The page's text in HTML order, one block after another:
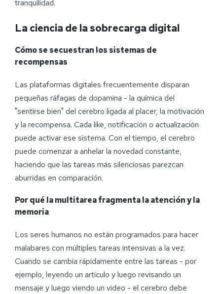
tranquilidad.
La ciencia de la sobrecarga digital
Cómo se secuestran los sistemas de
recompensas
Las plataformas digitales frecuentemente disparan
pequeñas ráfagas de dopamina - la química del
"sentirse bien" del cerebro ligada al placer, la motivación
y la recompensa. Cada like, notificación o actualización
puede activar ese sistema. Con el tiempo, el cerebro
puede comenzar a anhelar la novedad constante,
haciendo que las tareas más silenciosas parezcan
aburridas en comparación.
Por qué la multitarea fragmenta la atención y la
memoria
Los seres humanos no están programados para hacer
malabares con múltiples tareas intensivas a la vez.
Cuando se cambia rápidamente entre las tareas - por
ejemplo, leyendo un artículo y luego revisando un
mensaje y luego viendo un video - el cerebro debe